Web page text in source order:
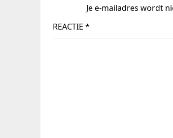
Je e-mailadres wordt
REACTIE *